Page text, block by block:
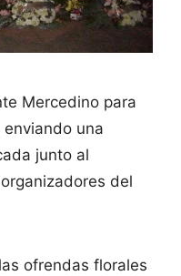
Mercedino para
una
junto al
del
ofrendas florales